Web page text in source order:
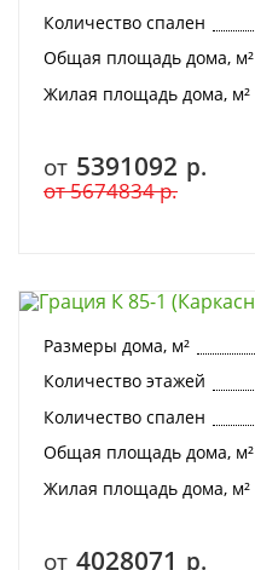
Количество спален
Общая площадь дома, м²
Жилая площадь дома, м²
от 5391092 р.
от5674834р.
Размеры дома, м²
Количество этажей
Количество спален
Общая площадь дома, м²
Жилая площадь дома, м²
от 4028071 р.